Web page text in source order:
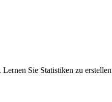
Sie Statistiken zu